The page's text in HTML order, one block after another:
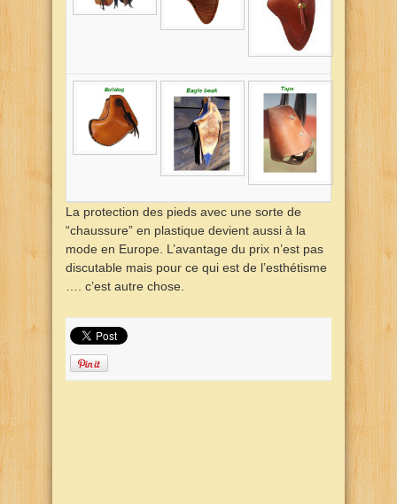
La protection des pieds avec une sorte de
“chaussure” en plastique devient aussi à la
mode en Europe. L’avantage du prix n’est pas
discutable mais pour ce qui est de l’esthétisme
…. c’est autre chose.